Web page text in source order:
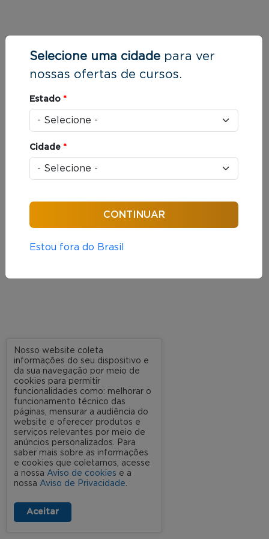
Selecione uma cidade para ver
nossas ofertas de cursos.
Estado *
Cidade *
Estou fora do Brasil
Nosso website coleta
informações do seu dispositivo e
da sua navegação por meio de
cookies para permitir
funcionalidades como: melhorar o
funcionamento técnico das
páginas, mensurar a audiência do
website e oferecer produtos e
serviços relevantes por meio de
anúncios personalizados. Para
saber mais sobre as informações
e cookies que coletamos, acesse
a nossa Aviso de cookies e a
nossa Aviso de Privacidade.
Aceitar